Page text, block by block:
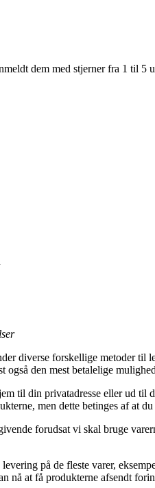
dem med stjerner fra 1 til
diverse forskellige metoder
også den mest betalelige
til din privatadresse eller ud
men dette betinges af at
forudsat vi skal bruge
på de fleste varer,
nå at få produkterne afsendt